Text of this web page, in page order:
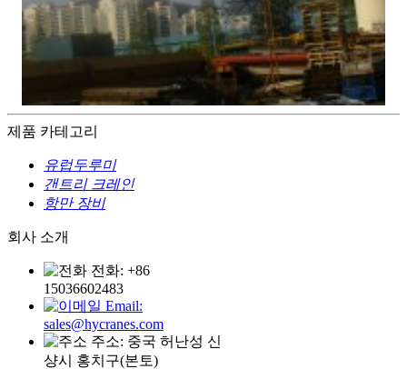
제품 카테고리
유럽두루미
갠트리 크레인
항만 장비
회사 소개
전화: +86
15036602483
Email:
sales@hycranes.com
주소: 중국 허난성 신
샹시 홍치구(본토)